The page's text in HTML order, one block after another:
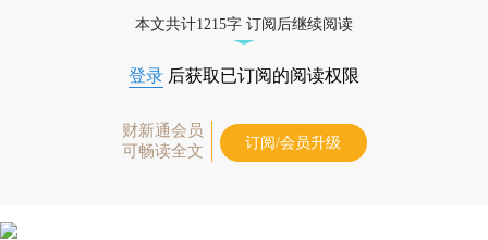
本文共计1215字 订阅后继续阅读
登录 后获取已订阅的阅读权限
财新通会员
可畅读全文
订阅/会员升级